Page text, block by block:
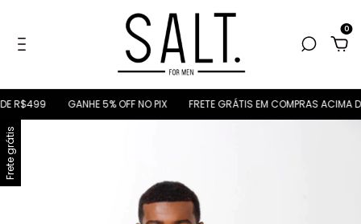
0
GANHE 5% OFF NO PIX FRETE GRÁTIS EM COMPRAS ACIMA DE
Frete grátis